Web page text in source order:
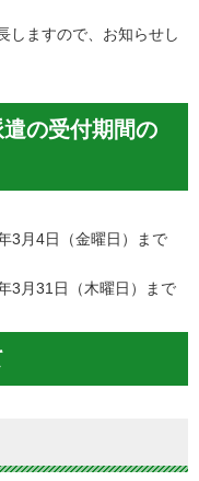
しますので、お知らせし
の受付期間の
3月4日（金曜日）まで
3月31日（木曜日）まで